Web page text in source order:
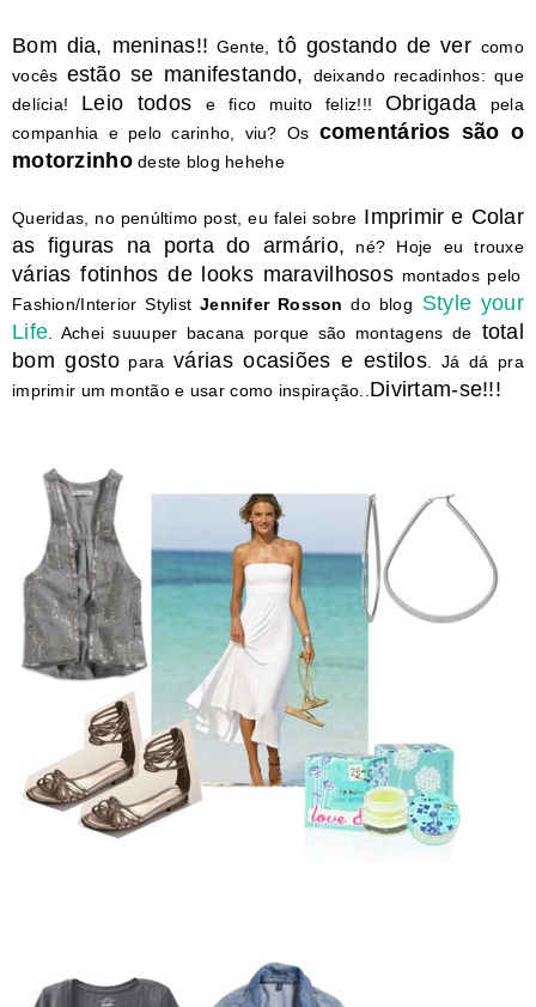
Bom dia, meninas!! Gente,tô gostando de ver como
vocês estão se manifestando,
deixando recadinhos: que
delícia! Leio todos e fico muito feliz!!! Obrigada
pela
companhia e pelo carinho, viu? Os comentários são o
motorzinhodeste blog hehehe
Queridas, no penúltimo post, eu falei sobre Imprimir e Colar
as figuras na porta do armário, né? Hoje eu trouxe
várias fotinhos de looks maravilhososmontados pelo
Fashion/Interior Stylist Jennifer Rosson do blog
Style your
Life . Achei suuuper bacana porque são montagens de total
bom gostoparavárias ocasiões e estilos . Já dá pra
imprimir um montão e usar como inspiração.. Divirtam-se!!!